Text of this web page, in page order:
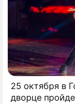
25 октября в
дворце